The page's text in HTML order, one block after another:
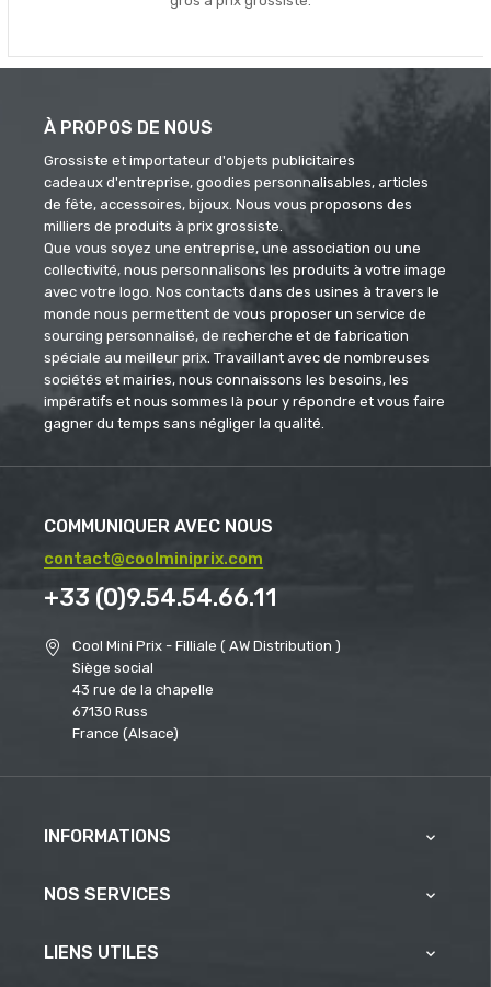
À PROPOS DE NOUS
Grossiste et importateur d'objets publicitaires
cadeaux d'entreprise, goodies personnalisables, articles
de fête, accessoires, bijoux. Nous vous proposons des
milliers de produits à prix grossiste.
Que vous soyez une entreprise, une association ou une
collectivité, nous personnalisons les produits à votre image
avec votre logo. Nos contacts dans des usines à travers le
monde nous permettent de vous proposer un service de
sourcing personnalisé, de recherche et de fabrication
spéciale au meilleur prix. Travaillant avec de nombreuses
sociétés et mairies, nous connaissons les besoins, les
impératifs et nous sommes là pour y répondre et vous faire
gagner du temps sans négliger la qualité.
COMMUNIQUER AVEC NOUS
contact@coolminiprix.com
+33 (0)9.54.54.66.11
Cool Mini Prix - Filliale ( AW Distribution )
Siège social
43 rue de la chapelle
67130 Russ
France (Alsace)
INFORMATIONS 
NOS SERVICES 
LIENS UTILES 